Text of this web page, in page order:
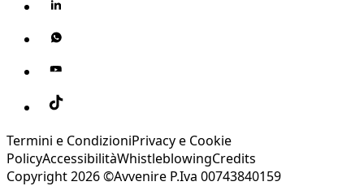
Termini e CondizioniPrivacy e Cookie
PolicyAccessibilitàWhistleblowingCredits
Copyright 2026 ©Avvenire P.Iva 00743840159